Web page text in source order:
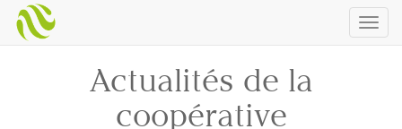
Actualités de la
coopérative